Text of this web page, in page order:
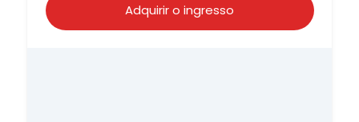
Adquirir o ingresso